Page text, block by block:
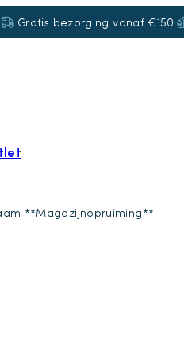
Gratis bezorging vanaf €150
**Magazijnopruiming**